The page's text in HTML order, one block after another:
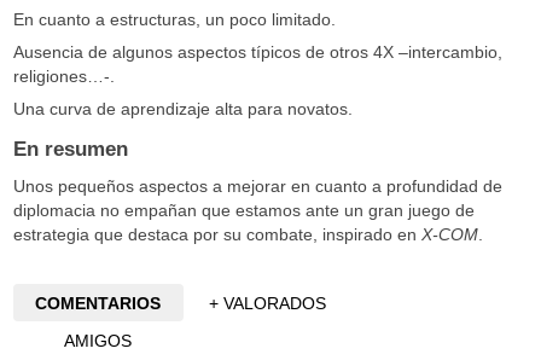
En cuanto a estructuras, un poco limitado.
Ausencia de algunos aspectos típicos de otros 4X –intercambio,
religiones…-.
Una curva de aprendizaje alta para novatos.
En resumen
Unos pequeños aspectos a mejorar en cuanto a profundidad de
diplomacia no empañan que estamos ante un gran juego de
estrategia que destaca por su combate, inspirado en X-COM
COMENTARIOS
+ VALORADOS
AMIGOS